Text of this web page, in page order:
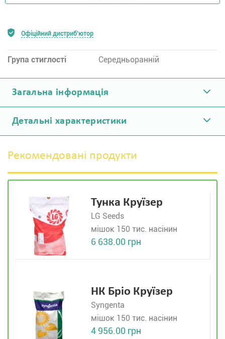
Офіційний дистриб'ютор
Група стиглості Середньоранній
Загальна інформація
Детальні характеристики
Рекомендовані продукти
Тунка Круїзер
LG Seeds
мішок 150 тис. насінин
6 638.00 грн
НК Бріо Круїзер
Syngenta
мішок 150 тис. насінин
4 956.00 грн